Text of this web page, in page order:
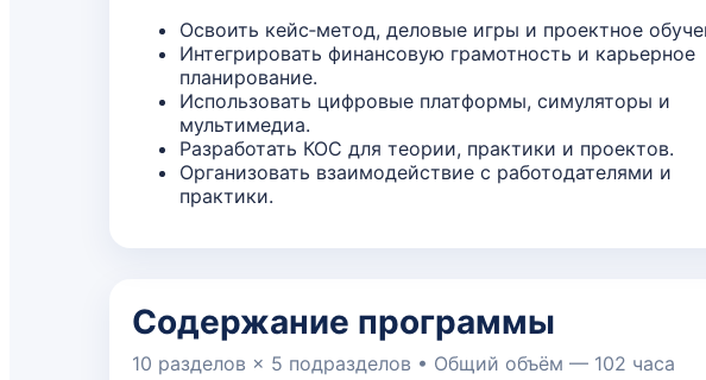
Освоить кейс‑метод, деловые игры и проектное
Интегрировать финансовую грамотность и карьерное
планирование.
Использовать цифровые платформы, симуляторы и
мультимедиа.
Разработать КОС для теории, практики и проектов.
Организовать взаимодействие с работодателями и
практики.
Содержание программы
10 разделов × 5 подразделов • Общий объём — 102 часа